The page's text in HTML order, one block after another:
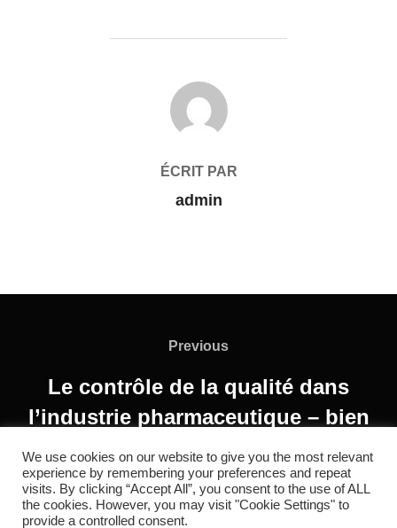
AUTEUR DE LA PUBLICATION
ÉCRIT PAR
admin
Previous
Le contrôle de la qualité dans
l’industrie pharmaceutique – bien
au-delà de l’inspection
We use cookies on our website to give you the most relevant
experience by remembering your preferences and repeat
visits. By clicking “Accept All”, you consent to the use of ALL
the cookies. However, you may visit "Cookie Settings" to
provide a controlled consent.